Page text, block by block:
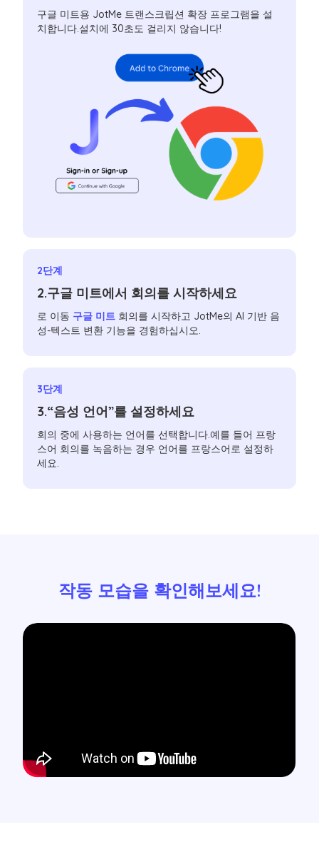
구글 미트용 JotMe 트랜스크립션 확장 프로그램을 설
치합니다.설치에 30초도 걸리지 않습니다!
2단계
2.구글 미트에서 회의를 시작하세요
로 이동 구글 미트 회의를 시작하고 JotMe의 AI 기반 음
성-텍스트 변환 기능을 경험하십시오.
3단계
3.“음성 언어”를 설정하세요
회의 중에 사용하는 언어를 선택합니다.예를 들어 프랑
스어 회의를 녹음하는 경우 언어를 프랑스어로 설정하
세요.
작동 모습을 확인해보세요!